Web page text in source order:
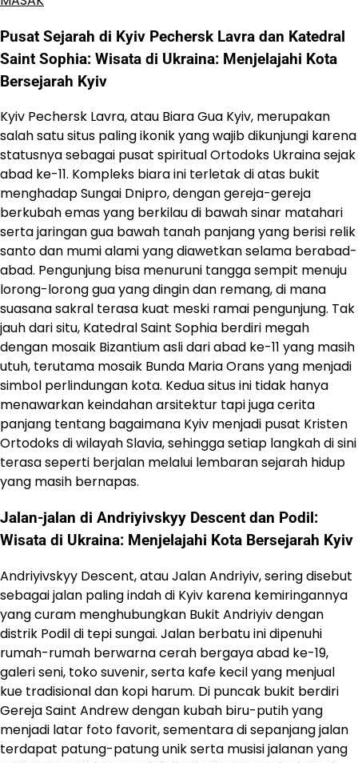
Pusat Sejarah di Kyiv Pechersk Lavra dan Katedral
Saint Sophia: Wisata di Ukraina: Menjelajahi Kota
Bersejarah Kyiv
Kyiv Pechersk Lavra, atau Biara Gua Kyiv, merupakan
salah satu situs paling ikonik yang wajib dikunjungi karena
statusnya sebagai pusat spiritual Ortodoks Ukraina sejak
abad ke-11. Kompleks biara ini terletak di atas bukit
menghadap Sungai Dnipro, dengan gereja-gereja
berkubah emas yang berkilau di bawah sinar matahari
serta jaringan gua bawah tanah panjang yang berisi relik
santo dan mumi alami yang diawetkan selama berabad-
abad. Pengunjung bisa menuruni tangga sempit menuju
lorong-lorong gua yang dingin dan remang, di mana
suasana sakral terasa kuat meski ramai pengunjung. Tak
jauh dari situ, Katedral Saint Sophia berdiri megah
dengan mosaik Bizantium asli dari abad ke-11 yang masih
utuh, terutama mosaik Bunda Maria Orans yang menjadi
simbol perlindungan kota. Kedua situs ini tidak hanya
menawarkan keindahan arsitektur tapi juga cerita
panjang tentang bagaimana Kyiv menjadi pusat Kristen
Ortodoks di wilayah Slavia, sehingga setiap langkah di sini
terasa seperti berjalan melalui lembaran sejarah hidup
yang masih bernapas.
Jalan-jalan di Andriyivskyy Descent dan Podil:
Wisata di Ukraina: Menjelajahi Kota Bersejarah Kyiv
Andriyivskyy Descent, atau Jalan Andriyiv, sering disebut
sebagai jalan paling indah di Kyiv karena kemiringannya
yang curam menghubungkan Bukit Andriyiv dengan
distrik Podil di tepi sungai. Jalan berbatu ini dipenuhi
rumah-rumah berwarna cerah bergaya abad ke-19,
galeri seni, toko suvenir, serta kafe kecil yang menjual
kue tradisional dan kopi harum. Di puncak bukit berdiri
Gereja Saint Andrew dengan kubah biru-putih yang
menjadi latar foto favorit, sementara di sepanjang jalan
terdapat patung-patung unik serta musisi jalanan yang